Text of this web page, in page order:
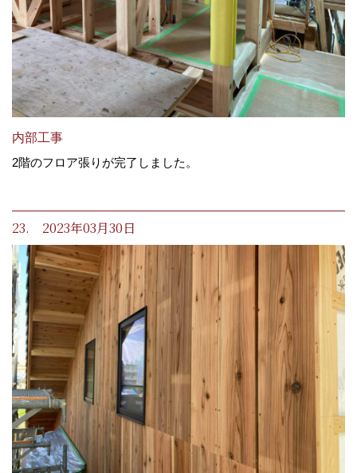
内部工事
2階のフロア張りが完了しました。
23. 2023年03月30日